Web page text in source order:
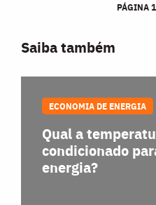
PÁGINA
Saiba também
ECONOMIA DE ENERGIA
Qual a
condicionado
energia?